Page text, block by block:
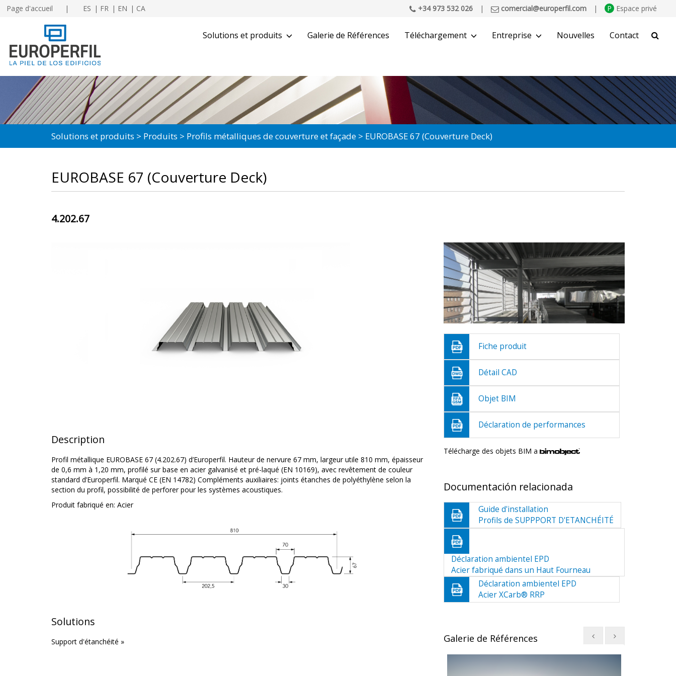
Page d'accueil ES FR EN CA +34 973 532 026 | comercial@europerfil.com | P Espace privé
Solutions et produits Galerie de Références Téléchargement Entreprise Nouvelles Contact
CHERCHER
Solutions et produits Produits Profils métalliques de couverture et façade EUROBASE 67 (Couverture Deck)
EUROBASE 67 (Couverture Deck)
4.202.67
Description
Profil métallique EUROBASE 67 (4.202.67) d’Europerfil. Hauteur de nervure 67 mm, largeur utile 810 mm, épaisseur
de 0,6 mm à 1,20 mm, profilé sur base en acier galvanisé et pré-laqué (EN 10169), avec revêtement de couleur
standard d’Europerfil. Marqué CE (EN 14782) Compléments auxiliaires: joints étanches de polyéthylène selon la
section du profil, possibilité de perforer pour les systèmes acoustiques.
Produit fabriqué en: Acier
Solutions
Support d'étanchéité »
Fiche produit
Détail CAD
Objet BIM
Déclaration de performances
Télécharge des objets BIM a
Documentación relacionada
Guide d'installation
Profils de SUPPPORT D'ETANCHÉITÉ
Déclaration ambientel EPD
Acier fabriqué dans un Haut Fourneau
Déclaration ambientel EPD
Acier XCarb® RRP
Galerie de Références